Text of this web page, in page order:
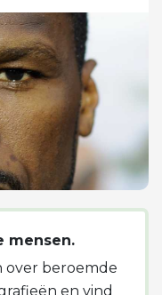
mensen.
over beroemde
en vind